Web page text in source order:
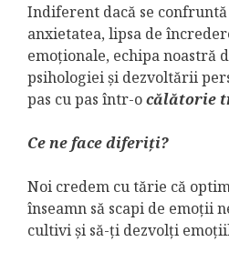
Indiferent dacă se
anxietatea, lipsa de
emoționale, echipa noastră
psihologiei și dezvoltării
pas cu pas într-ocălătorie
Ce ne face diferiți?
Noi credem cu tărie că
înseamn să scapi de emoții
cultivi și să-ți dezvolți